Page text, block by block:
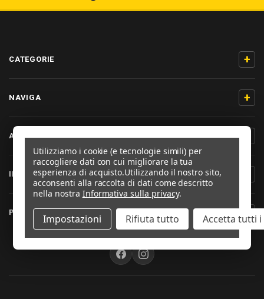
CATEGORIE +
NAVIGA +
AIUTO & CONTATTO
INFORMAZIONI PRODOTTO
PRO-BOLT ITALIA +
SEGUICI
Utilizziamo i cookie (e tecnologie simili) per
raccogliere dati con cui migliorare la tua
esperienza di acquisto.Utilizzando il nostro sito,
acconsenti alla raccolta di dati come descritto
nella nostra Informativa sulla privacy.
Impostazioni Rifiuta tutto Accetta tutti